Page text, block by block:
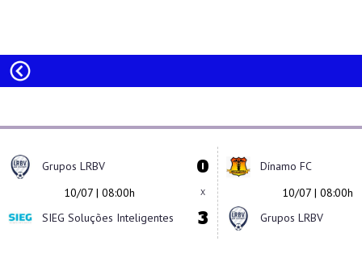
Grupos LRBV 0
10/07 | 08:00h X
SIEG Soluções Inteligentes 3
Dínamo FC
10/07 | 08:00h
Grupos LRBV